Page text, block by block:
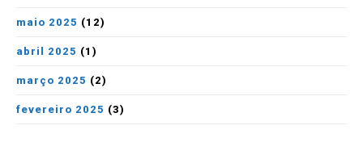
maio 2025 (12)
abril 2025 (1)
março 2025 (2)
fevereiro 2025 (3)